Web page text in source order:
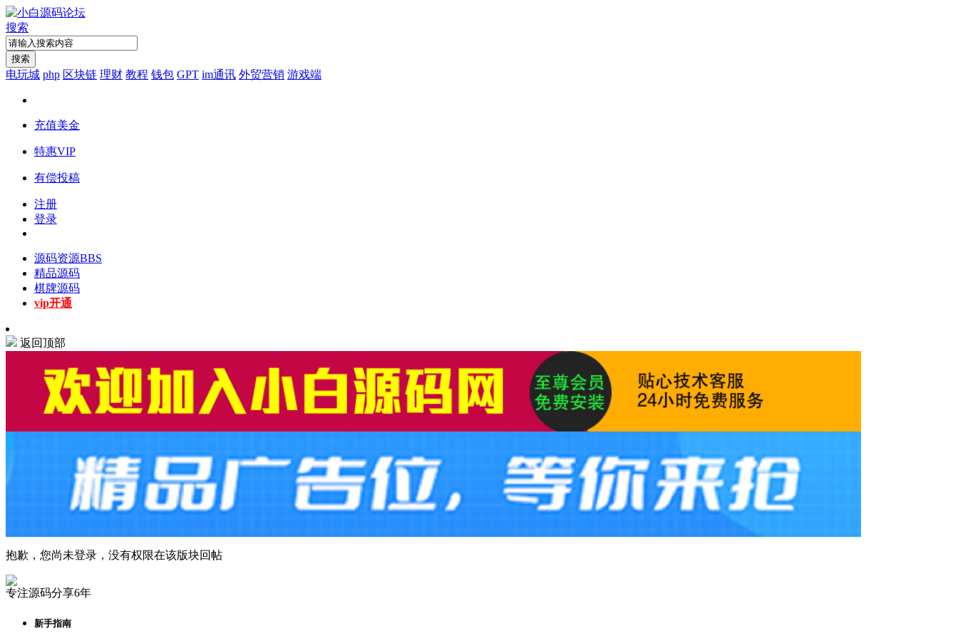
搜索
搜索
电玩城 php 区块链 理财 教程 钱包 GPT im通讯 外贸营销 游戏端
充值美金
特惠VIP
有偿投稿
注册
登录
源码资源BBS
精品源码
棋牌源码
vip开通
返回顶部
抱歉，您尚未登录，没有权限在该版块回帖
专注源码分享6年
新手指南